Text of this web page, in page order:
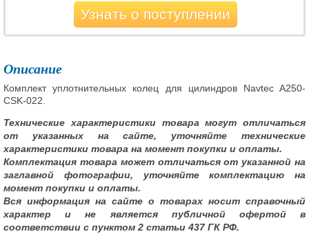
Узнать о поступлении
Описание
Комплект уплотнительных колец для цилиндров Navtec A250-
CSK-022.
Технические характеристики товара могут отличаться
от указанных на сайте, уточняйте технические
характеристики товара на момент покупки и оплаты.
Комплектация товара может отличаться от указанной на
заглавной фотографии, уточняйте комплектацию на
момент покупки и оплаты.
Вся информация на сайте о товарах носит справочный
характер и не является публичной офертой в
соответствии с пунктом 2 статьи 437 ГК РФ.